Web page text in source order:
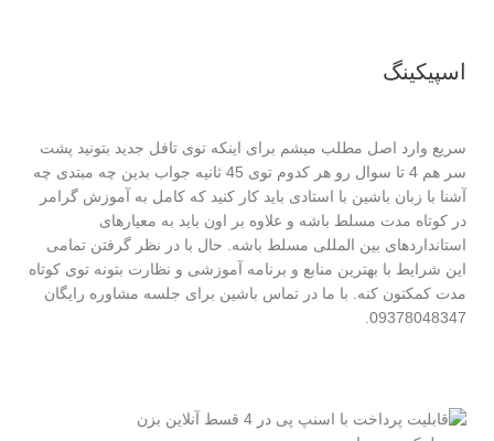
اسپیکینگ
سریع وارد اصل مطلب میشم برای اینکه توی تافل جدید بتونید پشت
سر هم 4 تا سوال رو هر کدوم توی 45 ثانیه جواب بدین چه مبتدی چه
آشنا با زبان باشین با استادی باید کار کنید که کامل به آموزش گرامر
در کوتاه مدت مسلط باشه و علاوه بر اون باید به معیارهای
استانداردهای بین المللی مسلط باشه. حال با در نظر گرفتن تمامی
این شرایط با بهترین منابع و برنامه آموزشی و نظارت بتونه توی کوتاه
مدت کمکتون کنه. با ما در تماس باشین برای جلسه مشاوره رایگان
09378048347.